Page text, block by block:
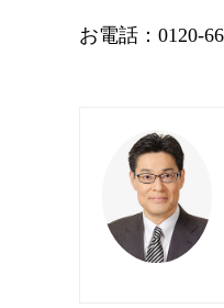
お電話：0120-